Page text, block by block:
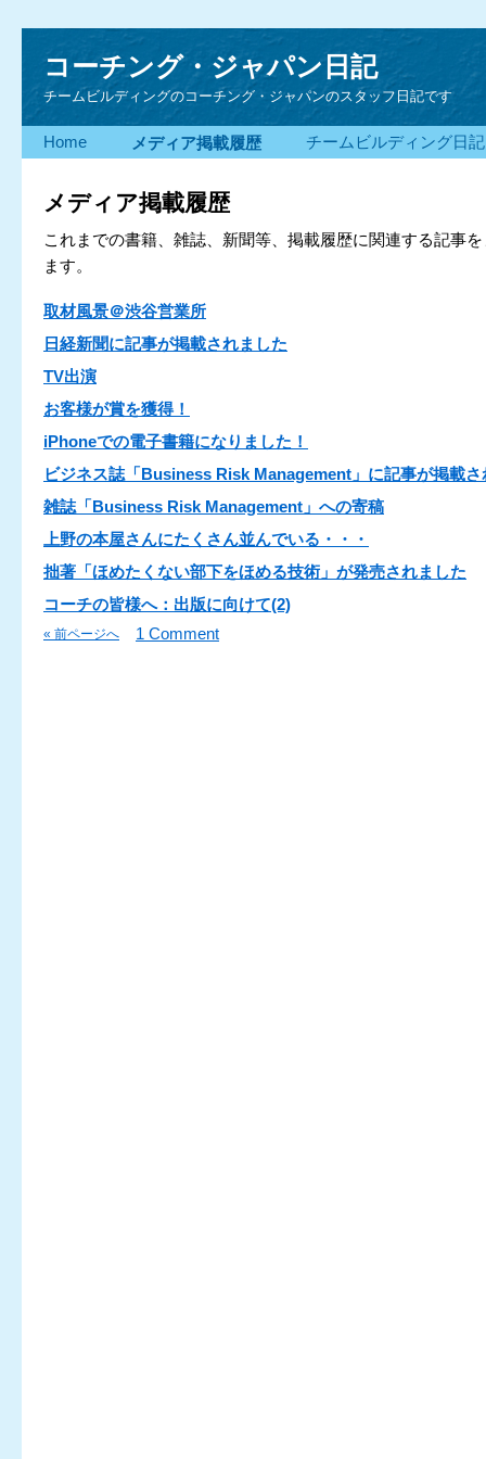
コーチング・ジャパン日記
チームビルディングのコーチング・ジャパンのスタッフ日記です
Home メディア掲載履歴 チームビルディング日記
メディア掲載履歴
これまでの書籍、雑誌、新聞等、掲載履歴に関連する記事
ます。
取材風景＠渋谷営業所
日経新聞に記事が掲載されました
TV出演
お客様が賞を獲得！
iPhoneでの電子書籍になりました！
ビジネス誌「Business Risk Management」に記事が掲載さ
雑誌「Business Risk Management」への寄稿
上野の本屋さんにたくさん並んでいる・・・
拙著「ほめたくない部下をほめる技術」が発売されました
コーチの皆様へ：出版に向けて(2)
« 前ページへ 1 Comment